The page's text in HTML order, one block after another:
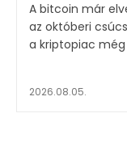
A bitcoin már
az októberi
a kriptopiac
2026.08.05.